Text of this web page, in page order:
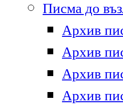
Писма до
Архив
Архив
Архив
Архив